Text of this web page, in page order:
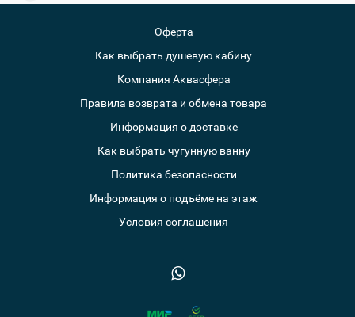
Оферта
Как выбрать душевую кабину
Компания Аквасфера
Правила возврата и обмена товара
Информация о доставке
Как выбрать чугунную ванну
Политика безопасности
Информация о подъёме на этаж
Условия соглашения